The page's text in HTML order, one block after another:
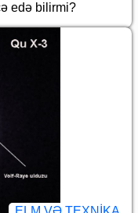
edə bilirmi?